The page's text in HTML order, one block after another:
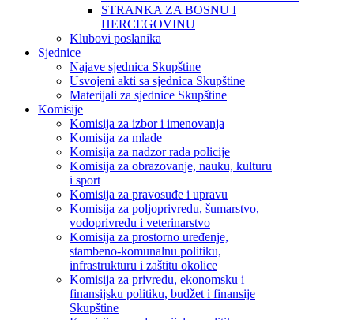
STRANKA ZA BOSNU I
HERCEGOVINU
Klubovi poslanika
Sjednice
Najave sjednica Skupštine
Usvojeni akti sa sjednica Skupštine
Materijali za sjednice Skupštine
Komisije
Komisija za izbor i imenovanja
Komisija za mlade
Komisija za nadzor rada policije
Komisija za obrazovanje, nauku, kulturu
i sport
Komisija za pravosuđe i upravu
Komisija za poljoprivredu, šumarstvo,
vodoprivredu i veterinarstvo
Komisija za prostorno uređenje,
stambeno-komunalnu politiku,
infrastrukturu i zaštitu okolice
Komisija za privredu, ekonomsku i
finansijsku politiku, budžet i finansije
Skupštine